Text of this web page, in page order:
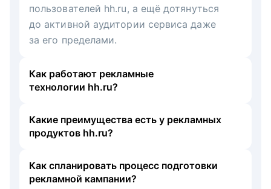
пользователей hh.ru, а ещё дотянуться
до активной аудитории сервиса даже
за его пределами.
Как работают рекламные
технологии hh.ru?
Какие преимущества есть у рекламных
продуктов hh.ru?
Как спланировать процесс подготовки
рекламной кампании?